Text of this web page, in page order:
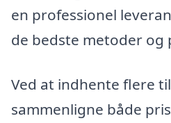
en professionel
de bedste metoder og
Ved at indhente flere
sammenligne både